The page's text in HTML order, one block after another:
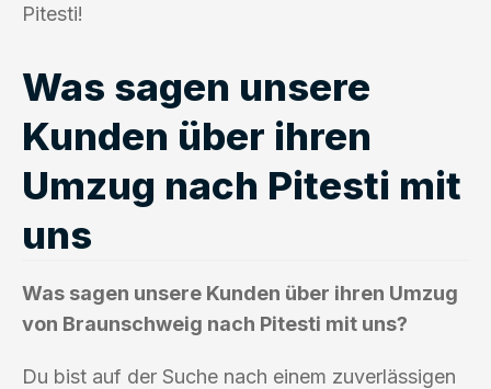
Pitesti!
Was sagen unsere
Kunden über ihren
Umzug nach Pitesti mit
uns
Was sagen unsere Kunden über ihren Umzug
von Braunschweig nach Pitesti mit uns?
Du bist auf der Suche nach einem zuverlässigen